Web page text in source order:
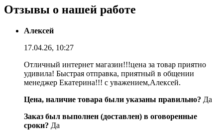
Отзывы о нашей работе
Алексей
17.04.26, 10:27
Отличный интернет магазин!!!цена за товар приятно
удивила! Быстрая отправка, приятный в общении
менеджер Екатерина!!! с уважением,Алексей.
Цена, наличие товара были указаны правильно? Да
Заказ был выполнен (доставлен) в оговоренные
сроки? Да